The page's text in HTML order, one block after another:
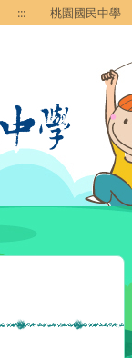
::: 桃園國民中學